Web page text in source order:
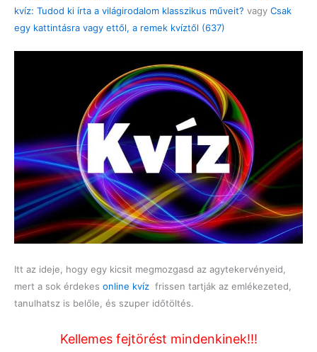
kvíz: Tudod ki írta a világirodalom klasszikus műveit? vagy Csak
egy kattintásra vagy ettől, a remek kvíztől (637)
Itt az ideje, hogy egy kicsit megmozgasd az agytekervényeid,
mert a sok érdekes online kvíz frissen tartják az emlékezeted,
tanulhatsz is belőle, és szuper időtöltés.
Kellemes fejtörést mindenkinek!!!